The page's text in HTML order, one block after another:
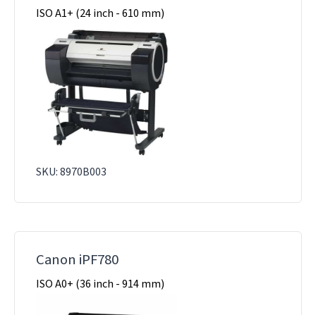
ISO A1+ (24 inch - 610 mm)
SKU: 8970B003
Canon iPF780
ISO A0+ (36 inch - 914 mm)